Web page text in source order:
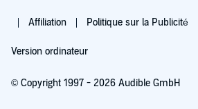
Affiliation Politique sur la Publicité
Version ordinateur
© Copyright 1997 - 2026 Audible GmbH